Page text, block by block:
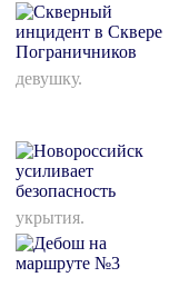
девушку.
укрытия.